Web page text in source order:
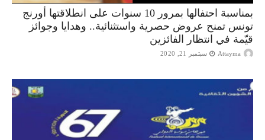
بمناسبة احتفالها بمرور 10 سنوات على انطلاقتها أورنج
تونس تمنح عروض حصرية واستثنائية.. وهدايا وجوائز
قيّمة في انتظار الفائزين
Attayma سبتمبر 21, 2020